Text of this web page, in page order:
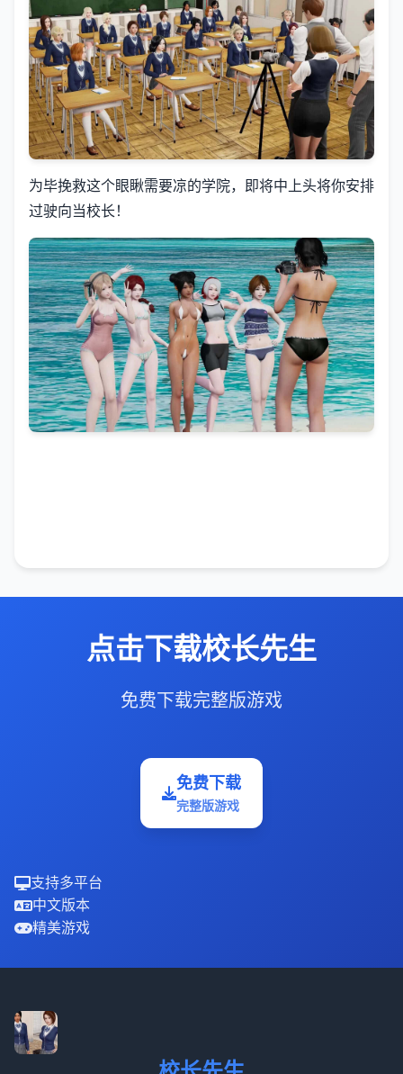
为毕挽救这个眼瞅需要凉的学院，即将中上头将你安排
过驶向当校长！
点击下载校长先生
免费下载完整版游戏
免费下载
完整版游戏
支持多平台
中文版本
精美游戏